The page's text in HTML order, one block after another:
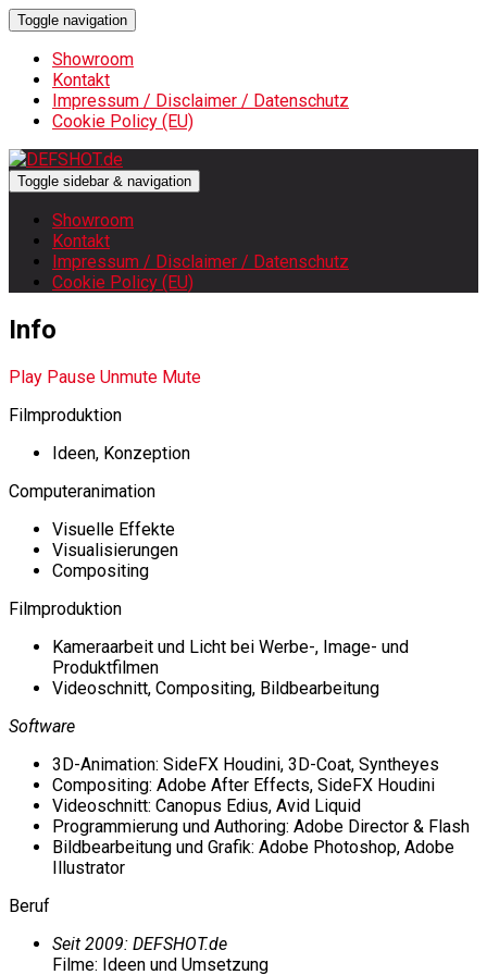
Toggle navigation
Showroom
Kontakt
Impressum / Disclaimer / Datenschutz
Cookie Policy (EU)
Toggle sidebar & navigation
Showroom
Kontakt
Impressum / Disclaimer / Datenschutz
Cookie Policy (EU)
Info
Play Pause Unmute Mute
Filmproduktion
Ideen, Konzeption
Computeranimation
Visuelle Effekte
Visualisierungen
Compositing
Filmproduktion
Kameraarbeit und Licht bei Werbe-, Image- und
Produktfilmen
Videoschnitt, Compositing, Bildbearbeitung
Software
3D-Animation: SideFX Houdini, 3D-Coat, Syntheyes
Compositing: Adobe After Effects, SideFX Houdini
Videoschnitt: Canopus Edius, Avid Liquid
Programmierung und Authoring: Adobe Director & Flash
Bildbearbeitung und Grafik: Adobe Photoshop, Adobe
Illustrator
Beruf
Seit 2009: DEFSHOT.de
Filme: Ideen und Umsetzung